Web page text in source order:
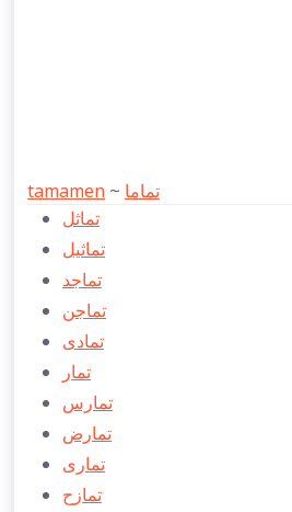
tamamen ~ تماما
تماثل
تماثیل
تماجد
تماجن
تمادی
تمار
تمارس
تمارض
تماری
تمازح